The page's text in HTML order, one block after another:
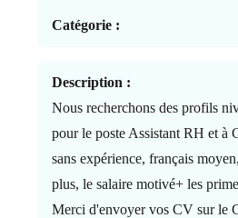
Catégorie :
Description :
Nous recherchons des profils
pour le poste Assistant RH et à
sans expérience, français
plus, le salaire motivé+ les
Merci d'envoyer vos CV sur le